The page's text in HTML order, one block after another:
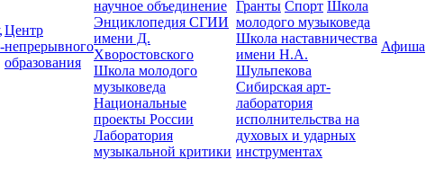
Центр
непрерывного
образования
научное объединение
Энциклопедия СГИИ
имени Д.
Хворостовского
Школа молодого
музыковеда
Национальные
проекты России
Лаборатория
музыкальной критики
Гранты Спорт Школа
молодого музыковеда
Школа наставничества
имени Н.А.
Шульпекова
Сибирская арт-
лаборатория
исполнительства на
духовых и ударных
инструментах
Афиша